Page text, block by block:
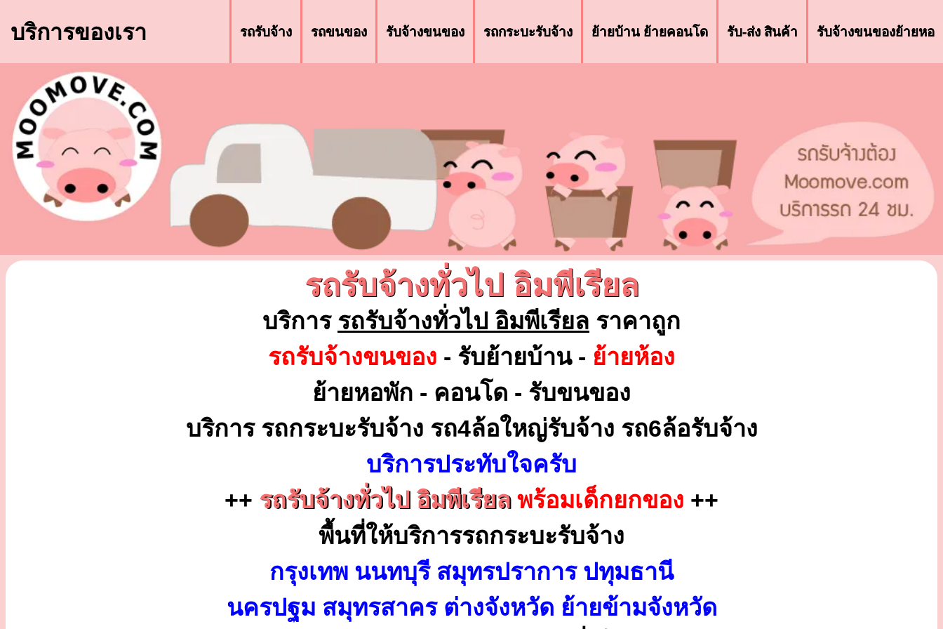
บริการของเรา รถรับจ้าง รถขนของ รับจ้างขนของ รถกระบะรับจ้าง ย้ายบ้าน ย้ายคอนโด รับ-ส่ง สินค้า รับจ้างขนของย้ายหอ
รถรับจ้างทั่วไป อิมพีเรียล
บริการ รถรับจ้างทั่วไป อิมพีเรียล ราคาถูก
รถรับจ้างขนของ - รับย้ายบ้าน - ย้ายห้อง
ย้ายหอพัก - คอนโด - รับขนของ
บริการ รถกระบะรับจ้าง รถ4ล้อใหญ่รับจ้าง รถ6ล้อรับจ้าง
บริการประทับใจครับ
++ รถรับจ้างทั่วไป อิมพีเรียล พร้อมเด็กยกของ ++
พื้นที่ให้บริการรถกระบะรับจ้าง
กรุงเทพ นนทบุรี สมุทรปราการ ปทุมธานี
นครปฐม สมุทรสาคร ต่างจังหวัด ย้ายข้ามจังหวัด